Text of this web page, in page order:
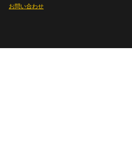
お問い合わせ